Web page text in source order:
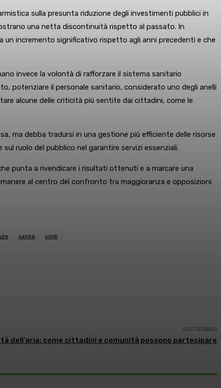
sulla presunta riduzione degli investimenti pubblici in
una netta discontinuità rispetto al passato. In
un incremento significativo rispetto agli anni precedenti e che
invece la volontà di rafforzare il sistema sanitario
potenziare il personale sanitario, considerato uno degli anelli
alcune delle criticità più sentite dai cittadini, come le
ma debba tradursi in una gestione più efficiente delle risorse
ruolo del pubblico nel garantire servizi essenziali.
punta a rivendicare i risultati ottenuti e a marcare una
al centro del confronto tra maggioranza e opposizioni
sanità soldi
SUCCESSIVO
dell’aria: come cittadini e comunità possono partecipare